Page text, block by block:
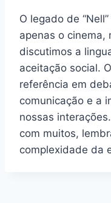
O legado de
apenas o cinema,
discutimos a
aceitação social.
referência em
comunicação e a
nossas
com muitos,
complexidade da